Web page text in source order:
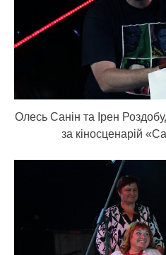
Олесь Санін та Ірен
за кіносценарій